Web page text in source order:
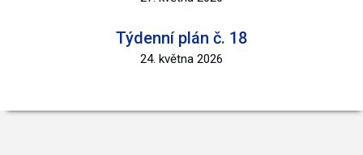
Týdenní plán č. 18
24. května 2026